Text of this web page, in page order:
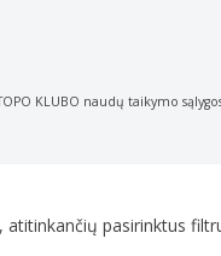
KLUBO naudų taikymo
pasirinktus